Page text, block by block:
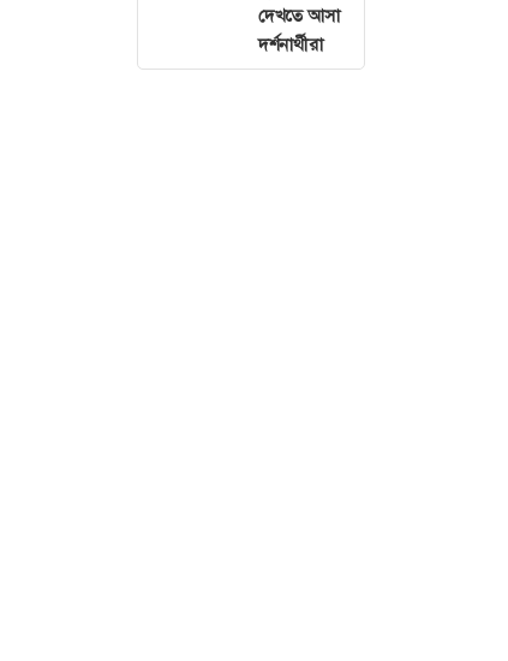
দেখতে আসা
দর্শনার্থীরা